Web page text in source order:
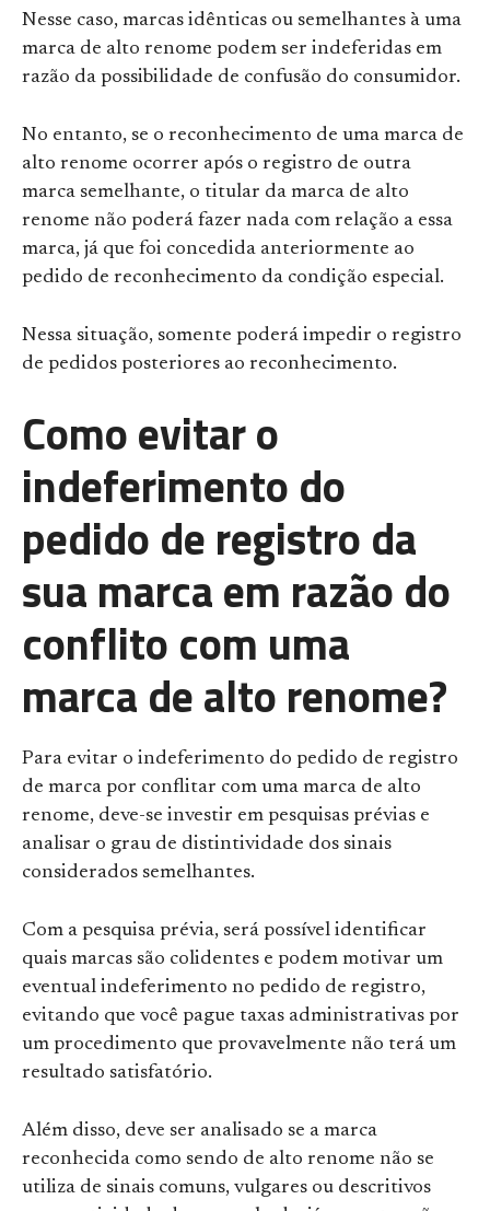
Nesse caso, marcas idênticas ou semelhantes à uma
marca de alto renome podem ser indeferidas em
razão da possibilidade de confusão do consumidor.
No entanto, se o reconhecimento de uma marca de
alto renome ocorrer após o registro de outra
marca semelhante, o titular da marca de alto
renome não poderá fazer nada com relação a essa
marca, já que foi concedida anteriormente ao
pedido de reconhecimento da condição especial.
Nessa situação, somente poderá impedir o registro
de pedidos posteriores ao reconhecimento.
Como evitar o
indeferimento do
pedido de registro da
sua marca em razão do
conflito com uma
marca de alto renome?
Para evitar o indeferimento do pedido de registro
de marca por conflitar com uma marca de alto
renome, deve-se investir em pesquisas prévias e
analisar o grau de distintividade dos sinais
considerados semelhantes.
Com a pesquisa prévia, será possível identificar
quais marcas são colidentes e podem motivar um
eventual indeferimento no pedido de registro,
evitando que você pague taxas administrativas por
um procedimento que provavelmente não terá um
resultado satisfatório.
Além disso, deve ser analisado se a marca
reconhecida como sendo de alto renome não se
utiliza de sinais comuns, vulgares ou descritivos